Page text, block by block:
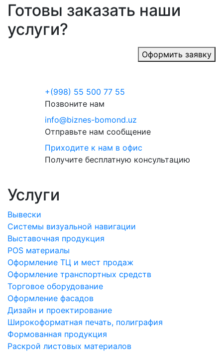
Готовы заказать наши
услуги?
Оформить заявку
+(998) 55 500 77 55
Позвоните нам
info@biznes-bomond.uz
Отправьте нам сообщение
Приходите к нам в офис
Получите бесплатную консультацию
Услуги
Вывески
Системы визуальной навигации
Выставочная продукция
POS материалы
Оформление ТЦ и мест продаж
Оформление транспортных средств
Торговое оборудование
Оформление фасадов
Дизайн и проектирование
Широкоформатная печать, полиграфия
Формованная продукция
Раскрой листовых материалов